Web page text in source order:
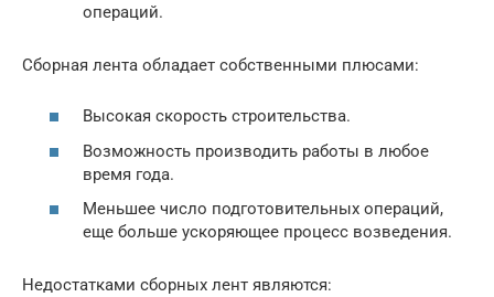
операций.
Сборная лента обладает собственными плюсами:
Высокая скорость строительства.
Возможность производить работы в любое
время года.
Меньшее число подготовительных операций,
еще больше ускоряющее процесс возведения.
Недостатками сборных лент являются: